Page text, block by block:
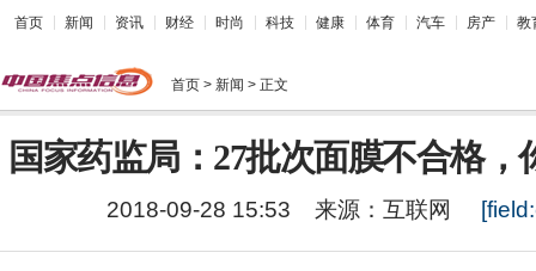
首页 新闻 资讯 财经 时尚 科技 健康 体育 汽车 房产 教
首页 > 新闻 > 正文
国家药监局：27批次面膜不合格，
2018-09-28 15:53 来源： 互联网